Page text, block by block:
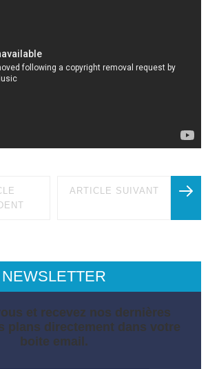
ARTICLE SUIVANT
NEWSLETTER
et recevez nos dernières
plans directement dans votre
boite email.